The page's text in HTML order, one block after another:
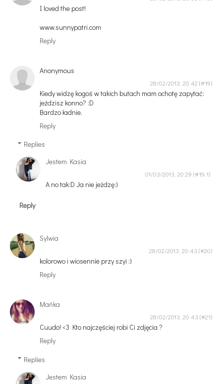
I loved the post!
www.sunnypatri.com
Reply
Anonymous
28/02/2013, 20:42
Kiedy widzę kogoś w takich butach mam ochotę zapytać:
jeździsz konno? :D
Bardzo ładnie.
Reply
Replies
Jestem Kasia
01/03/2013, 20:29
A no tak:D Ja nie jeżdzę:)
Reply
Sylwia
28/02/2013, 20:43
kolorowo i wiosennie przy szyi :)
Reply
Mańka
28/02/2013, 20:43
Cuudo! <3 Kto najczęściej robi Ci zdjęcia ?
Reply
Replies
Jestem Kasia